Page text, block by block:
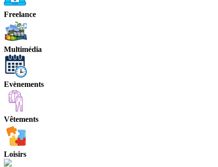
Freelance
Multimédia
Evènements
Vêtements
Loisirs